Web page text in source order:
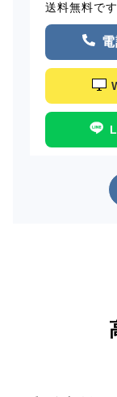
送料無料です